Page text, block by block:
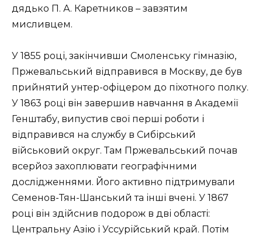
дядько П. А. Каретников – завзятим
мисливцем.
У 1855 році, закінчивши Смоленську гімназію,
Пржевальський відправився в Москву, де був
прийнятий унтер-офіцером до піхотного полку.
У 1863 році він завершив навчання в Академії
Генштабу, випустив свої перші роботи і
відправився на службу в Сибірський
військовий округ. Там Пржевальський почав
всерйоз захоплювати географічними
дослідженнями. Його активно підтримували
Семенов-Тян-Шанський та інші вчені. У 1867
році він здійснив подорож в дві області:
Центральну Азію і Уссурійський край. Потім